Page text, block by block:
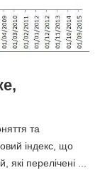
та
індекс, що
які перелічені ...